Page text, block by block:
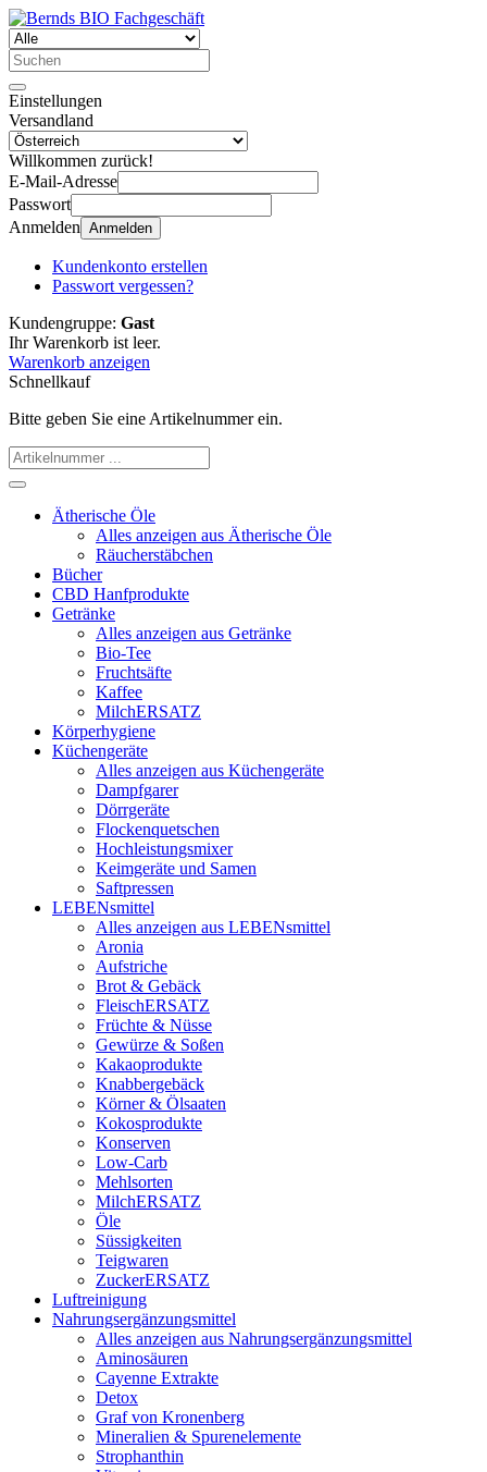
Einstellungen
Versandland
Willkommen zurück!
E-Mail-Adresse
Passwort
Anmelden Anmelden
Kundenkonto erstellen
Passwort vergessen?
Kundengruppe: Gast
Ihr Warenkorb ist leer.
Warenkorb anzeigen
Schnellkauf
Bitte geben Sie eine Artikelnummer ein.
Ätherische Öle
Alles anzeigen aus Ätherische Öle
Räucherstäbchen
Bücher
CBD Hanfprodukte
Getränke
Alles anzeigen aus Getränke
Bio-Tee
Fruchtsäfte
Kaffee
MilchERSATZ
Körperhygiene
Küchengeräte
Alles anzeigen aus Küchengeräte
Dampfgarer
Dörrgeräte
Flockenquetschen
Hochleistungsmixer
Keimgeräte und Samen
Saftpressen
LEBENsmittel
Alles anzeigen aus LEBENsmittel
Aronia
Aufstriche
Brot & Gebäck
FleischERSATZ
Früchte & Nüsse
Gewürze & Soßen
Kakaoprodukte
Knabbergebäck
Körner & Ölsaaten
Kokosprodukte
Konserven
Low-Carb
Mehlsorten
MilchERSATZ
Öle
Süssigkeiten
Teigwaren
ZuckerERSATZ
Luftreinigung
Nahrungsergänzungsmittel
Alles anzeigen aus Nahrungsergänzungsmittel
Aminosäuren
Cayenne Extrakte
Detox
Graf von Kronenberg
Mineralien & Spurenelemente
Strophanthin